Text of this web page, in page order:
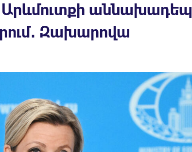
Արևմուտքի աննախադեպ
Զախարովա